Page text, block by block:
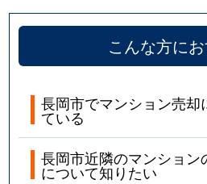
こんな方に
長岡市でマンション売却
ている
長岡市近隣のマンション
について知りたい